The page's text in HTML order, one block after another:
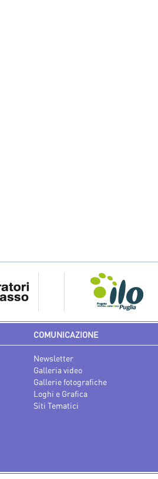
COMUNICAZIONE
Newsletter
Galleria video
Gallerie fotografiche
Loghi e Grafica
Siti Tematici